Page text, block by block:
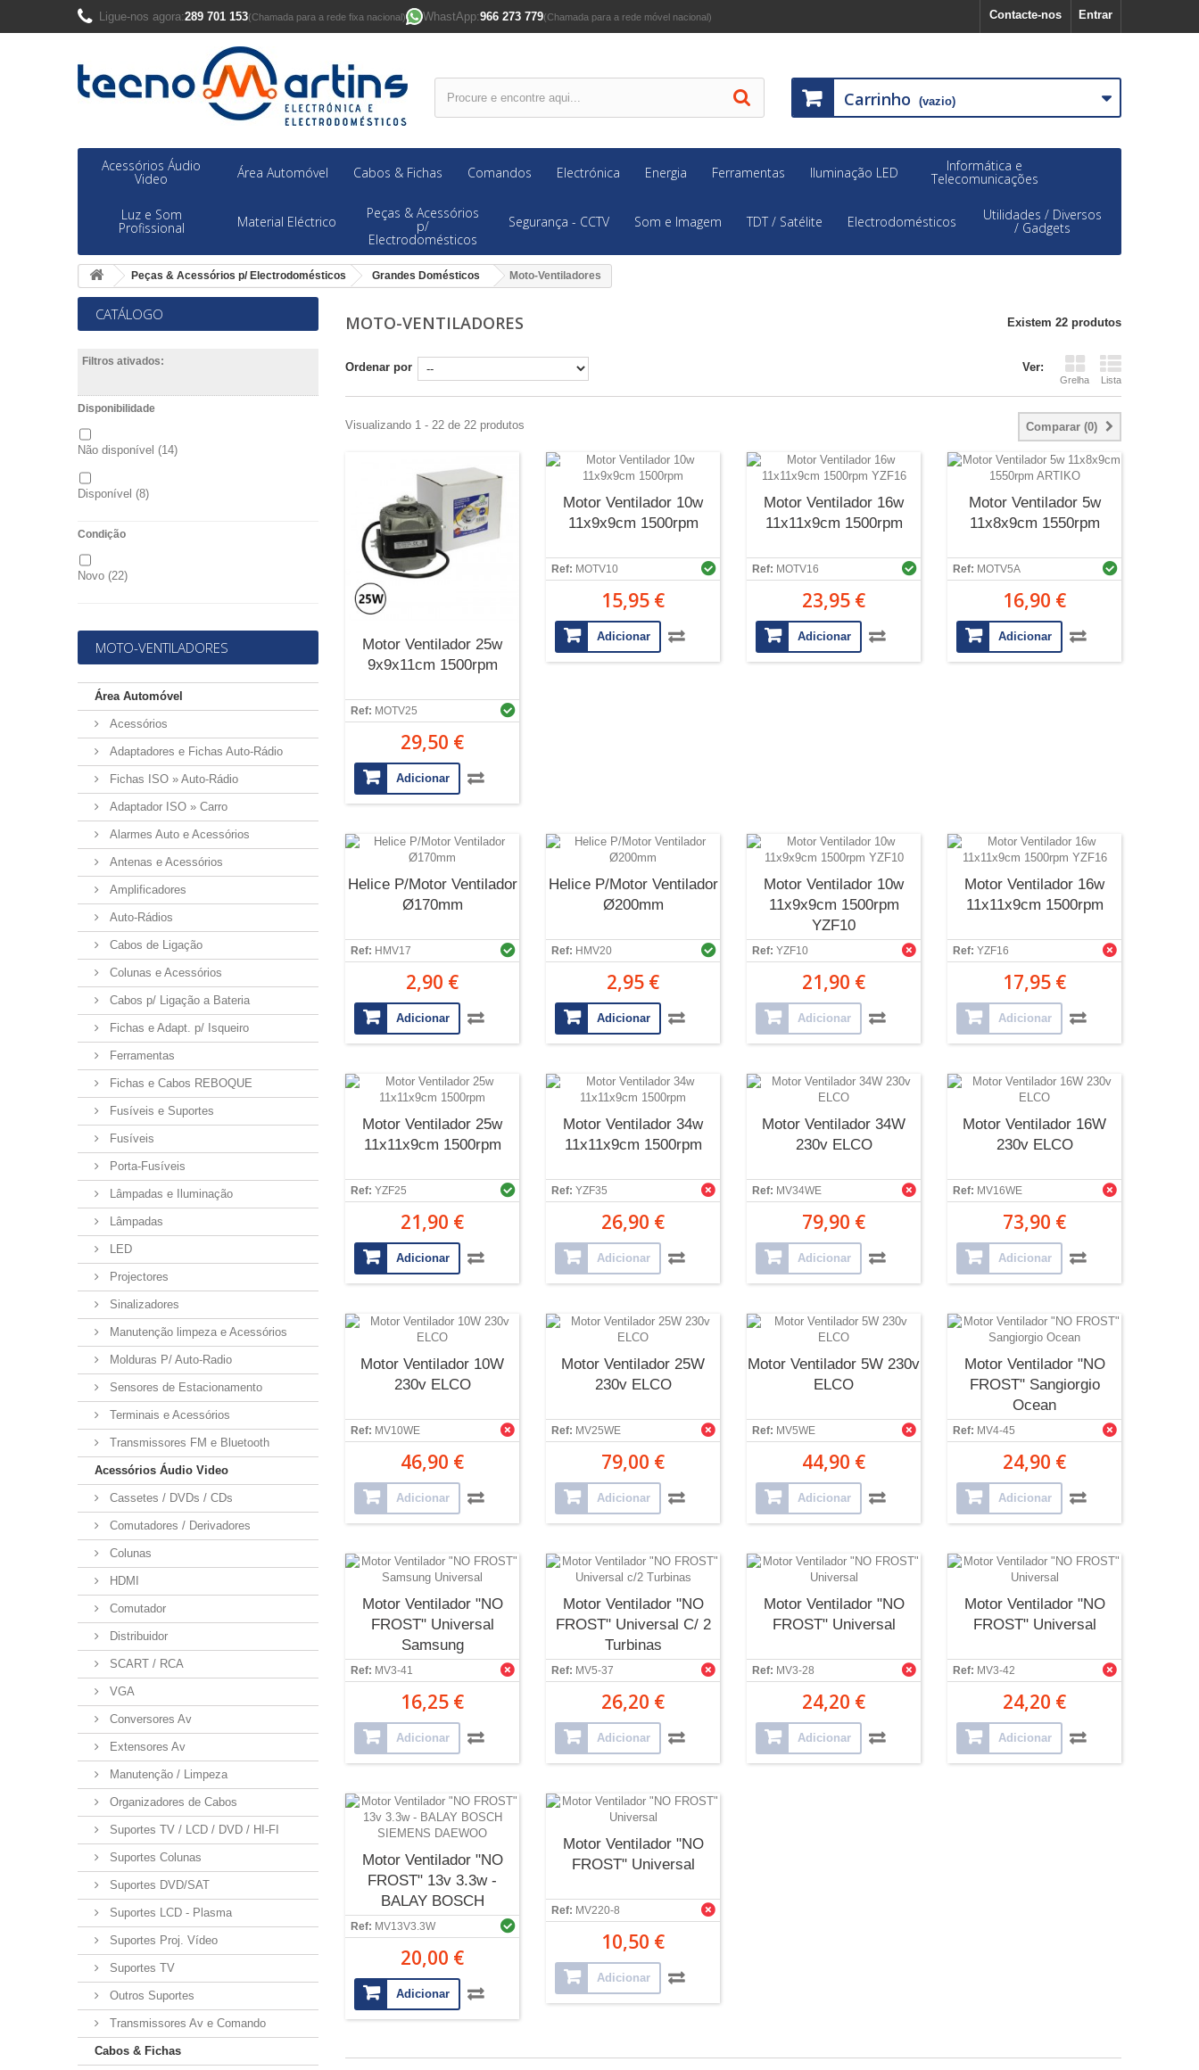
Entrar
Contacte-nos
Ligue-nos agora:289 701 153(Chamada para a rede fixa nacional) WhastApp:966 273 779(Chamada para a rede móvel nacional)
Carrinho (vazio)
Acessórios Áudio
Video Área Automóvel Cabos & Fichas Comandos Electrónica Energia Ferramentas Iluminação LED Informática e
Telecomunicações
Luz e Som
Profissional Material Eléctrico
Peças & Acessórios
p/
Electrodomésticos
Segurança - CCTV Som e Imagem TDT / Satélite Electrodomésticos Utilidades / Diversos
/ Gadgets
Peças & Acessórios p/ Electrodomésticos Grandes Domésticos Moto-Ventiladores
CATÁLOGO
Filtros ativados:
Disponibilidade
Não disponível (14)
Disponível (8)
Condição
Novo (22)
MOTO-VENTILADORES
Área Automóvel
Acessórios
Adaptadores e Fichas Auto-Rádio
Fichas ISO » Auto-Rádio
Adaptador ISO » Carro
Alarmes Auto e Acessórios
Antenas e Acessórios
Amplificadores
Auto-Rádios
Cabos de Ligação
Colunas e Acessórios
Cabos p/ Ligação a Bateria
Fichas e Adapt. p/ Isqueiro
Ferramentas
Fichas e Cabos REBOQUE
Fusíveis e Suportes
Fusíveis
Porta-Fusíveis
Lâmpadas e Iluminação
Lâmpadas
LED
Projectores
Sinalizadores
Manutenção limpeza e Acessórios
Molduras P/ Auto-Radio
Sensores de Estacionamento
Terminais e Acessórios
Transmissores FM e Bluetooth
Acessórios Áudio Video
Cassetes / DVDs / CDs
Comutadores / Derivadores
Colunas
HDMI
Comutador
Distribuidor
SCART / RCA
VGA
Conversores Av
Extensores Av
Manutenção / Limpeza
Organizadores de Cabos
Suportes TV / LCD / DVD / HI-FI
Suportes Colunas
Suportes DVD/SAT
Suportes LCD - Plasma
Suportes Proj. Vídeo
Suportes TV
Outros Suportes
Transmissores Av e Comando
Cabos & Fichas
MOTO-VENTILADORES Existem 22 produtos
Ver:
Grelha Lista
Ordenar por
Comparar (0)
Visualizando 1 - 22 de 22 produtos
Motor Ventilador 25w
9x9x11cm 1500rpm
Ref: MOTV25
29,50 €
Adicionar
Motor Ventilador 10w
11x9x9cm 1500rpm
Ref: MOTV10
15,95 €
Adicionar
Motor Ventilador 16w
11x11x9cm 1500rpm
Ref: MOTV16
23,95 €
Adicionar
Motor Ventilador 5w
11x8x9cm 1550rpm
Ref: MOTV5A
16,90 €
Adicionar
Helice P/Motor Ventilador
Ø170mm
Ref: HMV17
2,90 €
Adicionar
Helice P/Motor Ventilador
Ø200mm
Ref: HMV20
2,95 €
Adicionar
Motor Ventilador 10w
11x9x9cm 1500rpm
YZF10
Ref: YZF10
21,90 €
Adicionar
Motor Ventilador 16w
11x11x9cm 1500rpm
Ref: YZF16
17,95 €
Adicionar
Motor Ventilador 25w
11x11x9cm 1500rpm
Ref: YZF25
21,90 €
Adicionar
Motor Ventilador 34w
11x11x9cm 1500rpm
Ref: YZF35
26,90 €
Adicionar
Motor Ventilador 34W
230v ELCO
Ref: MV34WE
79,90 €
Adicionar
Motor Ventilador 16W
230v ELCO
Ref: MV16WE
73,90 €
Adicionar
Motor Ventilador 10W
230v ELCO
Ref: MV10WE
46,90 €
Adicionar
Motor Ventilador 25W
230v ELCO
Ref: MV25WE
79,00 €
Adicionar
Motor Ventilador 5W 230v
ELCO
Ref: MV5WE
44,90 €
Adicionar
Motor Ventilador "NO
FROST" Sangiorgio
Ocean
Ref: MV4-45
24,90 €
Adicionar
Motor Ventilador "NO
FROST" Universal
Samsung
Ref: MV3-41
16,25 €
Adicionar
Motor Ventilador "NO
FROST" Universal C/ 2
Turbinas
Ref: MV5-37
26,20 €
Adicionar
Motor Ventilador "NO
FROST" Universal
Ref: MV3-28
24,20 €
Adicionar
Motor Ventilador "NO
FROST" Universal
Ref: MV3-42
24,20 €
Adicionar
Motor Ventilador "NO
FROST" 13v 3.3w -
BALAY BOSCH
SIEMENS DAEWOO
Ref: MV13V3.3W
20,00 €
Adicionar
Motor Ventilador "NO
FROST" Universal
Ref: MV220-8
10,50 €
Adicionar